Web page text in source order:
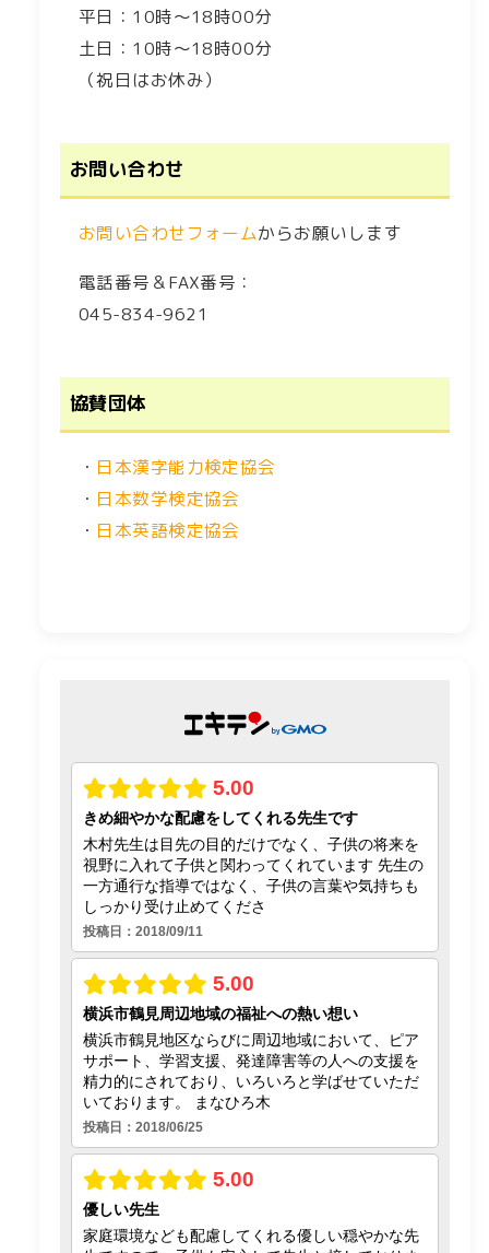
平日：10時～18時00分
土日：10時～18時00分
（祝日はお休み）
お問い合わせ
お問い合わせフォームからお願いします
電話番号＆FAX番号：
045-834-9621
協賛団体
・ 日本漢字能力検定協会
・ 日本数学検定協会
・ 日本英語検定協会